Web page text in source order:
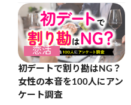
恋活
初デートで割り勘はNG？
女性の本音を100人にアン
ケート調査